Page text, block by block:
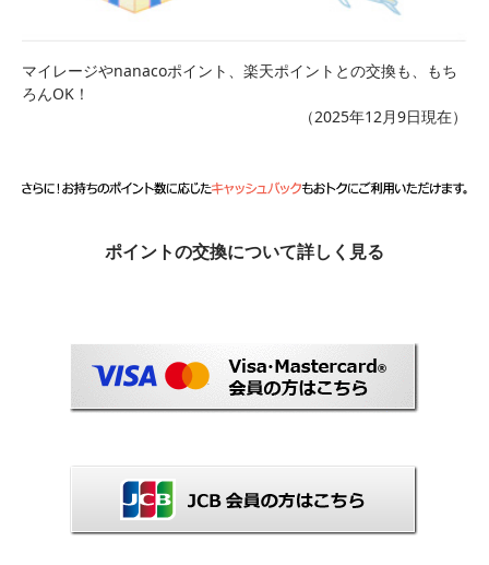
マイレージやnanacoポイント、楽天ポイントとの交換も、もち
ろんOK！
（2025年12月9日現在）
ポイントの交換について詳しく見る